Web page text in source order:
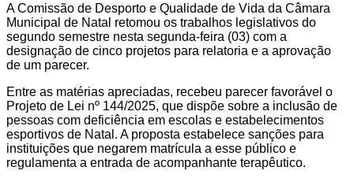
A Comissão de Desporto e Qualidade de Vida da Câmara
Municipal de Natal retomou os trabalhos legislativos do
segundo semestre nesta segunda-feira (03) com a
designação de cinco projetos para relatoria e a aprovação
de um parecer.
Entre as matérias apreciadas, recebeu parecer favorável o
Projeto de Lei nº 144/2025, que dispõe sobre a inclusão de
pessoas com deficiência em escolas e estabelecimentos
esportivos de Natal. A proposta estabelece sanções para
instituições que negarem matrícula a esse público e
regulamenta a entrada de acompanhante terapêutico.